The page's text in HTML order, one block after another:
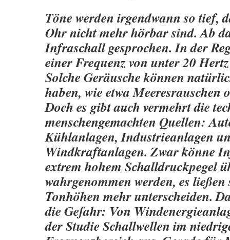
Töne werden irgendwann so tief,
Ohr nicht mehr hörbar sind. Ab
Infraschall gesprochen. In der
einer Frequenz von unter 20
Solche Geräusche können
haben, wie etwa Meeresrauschen
Doch es gibt auch vermehrt die
menschengemachten Quellen:
Kühlanlagen, Industrieanlagen
Windkraftanlagen. Zwar könne
extrem hohem Schalldruckpegel
wahrgenommen werden, es
Tonhöhen mehr unterscheiden.
die Gefahr: Von
der Studie Schallwellen im